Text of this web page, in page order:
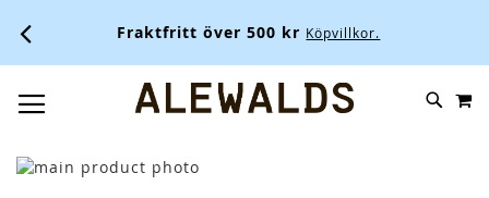
Fraktfritt över 500 kr Köpvillkor.
SKIP
Skip